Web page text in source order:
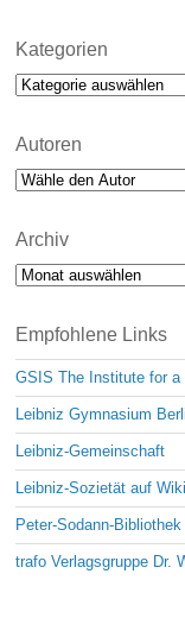
Kategorien
Kategorien
Autoren
Archiv
Archiv
Empfohlene Links
GSIS The Institute for
Leibniz Gymnasium
Leibniz-Gemeinschaft
Leibniz-Sozietät auf
Peter-Sodann-Bibliothek
trafo Verlagsgruppe Dr.